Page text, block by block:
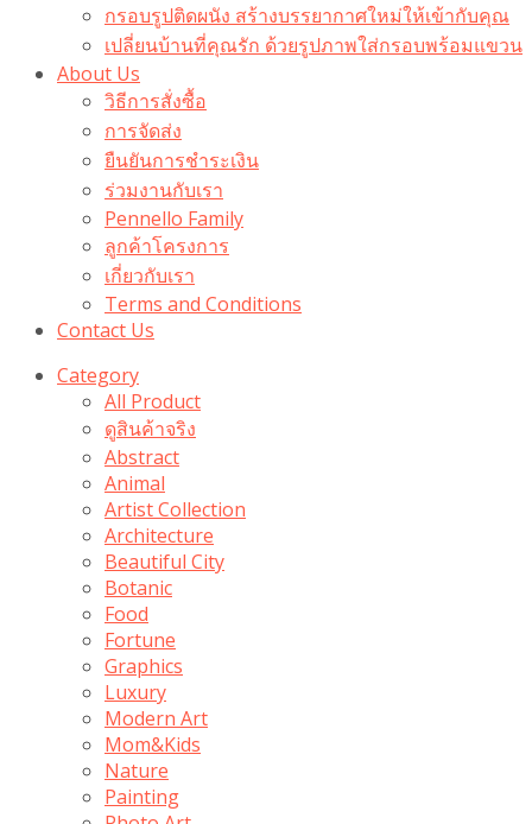
กรอบรูปติดผนัง สร้างบรรยากาศใหม่ให้เข้ากับคุณ
เปลี่ยนบ้านที่คุณรัก ด้วยรูปภาพใส่กรอบพร้อมแขวน​
About Us
วิธีการสั่งซื้อ
การจัดส่ง
ยืนยันการชำระเงิน
ร่วมงานกับเรา
Pennello Family
ลูกค้าโครงการ
เกี่ยวกับเรา
Terms and Conditions
Contact Us
Category
All Product
ดูสินค้าจริง
Abstract
Animal
Artist Collection
Architecture
Beautiful City
Botanic
Food
Fortune
Graphics
Luxury
Modern Art
Mom&Kids
Nature
Painting